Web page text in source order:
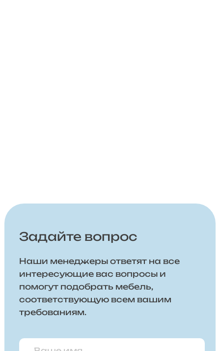
Задайте вопрос
Наши менеджеры ответят на все
интересующие вас вопросы и
помогут подобрать мебель,
соответствующую всем вашим
требованиям.